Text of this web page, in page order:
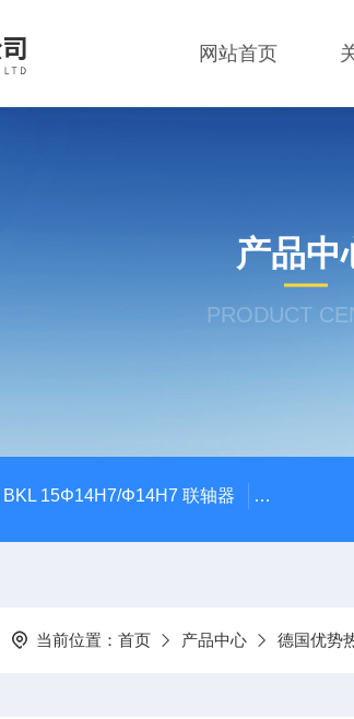
网站首页
产品中
PRODUCT
BKL 15Φ14H7/Φ14H7 联轴器 0184-
当前位置： 首页 产品中心 德国优势